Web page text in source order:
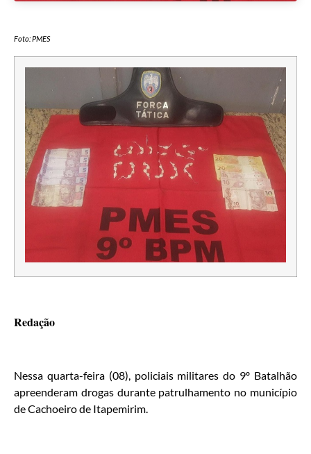
Foto: PMES
Redação
Nessa quarta-feira (08), policiais militares do 9º Batalhão
apreenderam drogas durante patrulhamento no município
de Cachoeiro de Itapemirim.